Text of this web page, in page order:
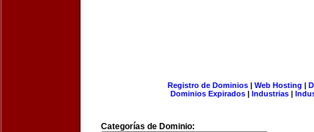
Registro de Dominios| Web Hosting |
Dominios Expirados | Industrias |
Categorías de Dominio: